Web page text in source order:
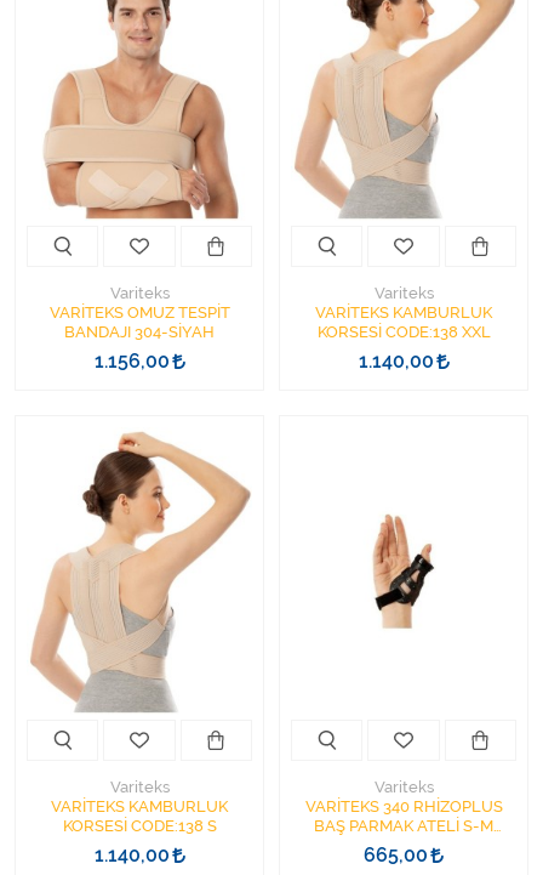
Variteks
VARİTEKS OMUZ TESPİT
BANDAJI 304-SİYAH
1.156,00
Variteks
VARİTEKS KAMBURLUK
KORSESİ CODE:138 XXL
1.140,00
Variteks
VARİTEKS KAMBURLUK
KORSESİ CODE:138 S
1.140,00
Variteks
VARİTEKS 340 RHİZOPLUS
BAŞ PARMAK ATELİ S-M
(SMALL-MEDİUM) RHIZOPLUS
THUMB BRACE
665,00